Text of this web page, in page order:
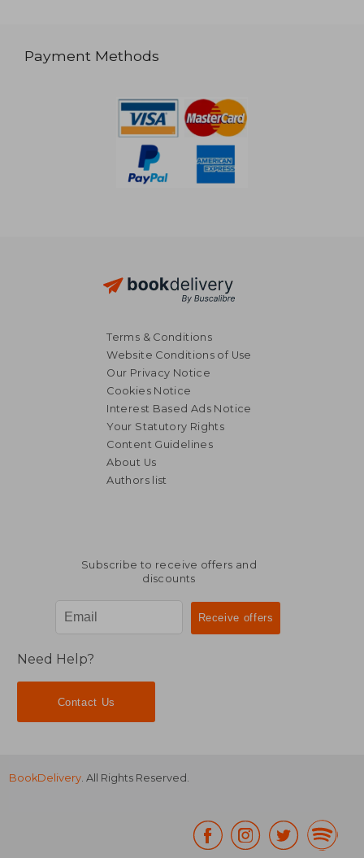
Payment Methods
Terms & Conditions
Website Conditions of Use
Our Privacy Notice
Cookies Notice
Interest Based Ads Notice
Your Statutory Rights
Content Guidelines
About Us
Authors list
Subscribe to receive offers and
discounts
Need Help?
Contact Us
BookDelivery. All Rights Reserved.